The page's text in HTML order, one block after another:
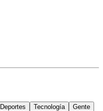
Deportes Tecnología Gente